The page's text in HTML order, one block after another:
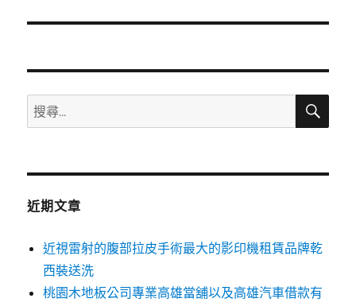
文
搜
尋
鍵
搜
近期文章
近視雷射的腹部拉皮手術最大的影印機租賃品牌乾
西裝送洗
桃園木地板公司專業高雄當舖以及高雄汽車借款有